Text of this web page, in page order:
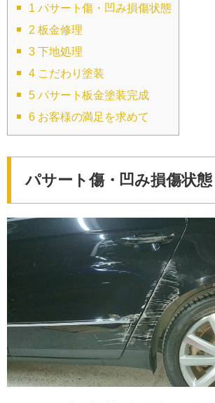
1 パサート傷・凹み損傷状態
2 板金修理
3下地処理
4こだわり塗装
5パサート板金塗装完成
6お客様の満足を求めて
パサート傷・凹み損傷状態